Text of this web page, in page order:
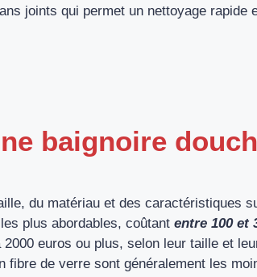
joints qui permet un nettoyage rapide
baignoire
du matériau et des caractéristiques
plus abordables, coûtant entre 100 et
euros ou plus, selon leur taille et
de verre sont généralement les